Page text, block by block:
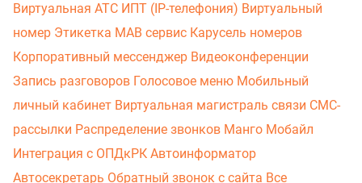
Виртуальная АТС ИПТ (IP-телефония) Виртуальный
номер Этикетка МАВ сервис Карусель номеров
Корпоративный мессенджер Видеоконференции
Запись разговоров Голосовое меню Мобильный
личный кабинет Виртуальная магистраль связи СМС-
рассылки Распределение звонков Манго Мобайл
Интеграция с ОПДкРК Автоинформатор
Автосекретарь Обратный звонок с сайта Все